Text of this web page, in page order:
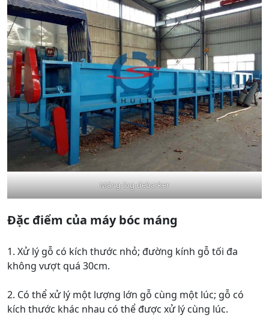
Máng-log-debarker
Đặc điểm của máy bóc máng
1. Xử lý gỗ có kích thước nhỏ; đường kính gỗ tối đa
không vượt quá 30cm.
2. Có thể xử lý một lượng lớn gỗ cùng một lúc; gỗ có
kích thước khác nhau có thể được xử lý cùng lúc.